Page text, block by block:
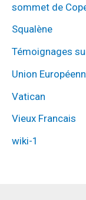
sommet de
Squalène
Témoignages
Union
Vatican
Vieux Francais
wiki-1